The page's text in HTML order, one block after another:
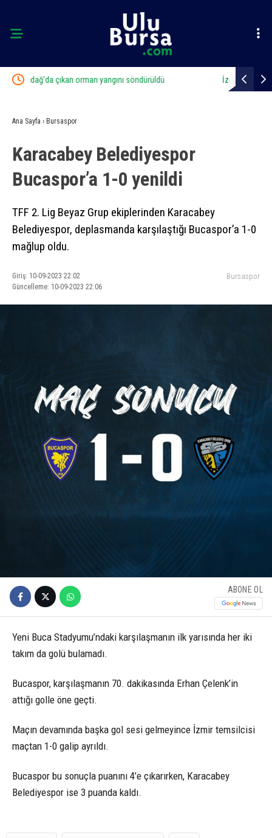
İznik Gölü’ne düşen genç hayatını kaybetti, gözyaşlarıyla Uludağ’da
Ana Sayfa › Bursaspor
Karacabey Belediyespor
Bucaspor’a 1-0 yenildi
TFF 2. Lig Beyaz Grup ekiplerinden Karacabey
Belediyespor, deplasmanda karşılaştığı Bucaspor’a 1-0
mağlup oldu.
Giriş: 10-09-2023 22:02
Güncelleme: 10-09-2023 22:06
Bursaspor
ABONE OL
Yeni Buca Stadyumu’ndaki karşılaşmanın ilk yarısında her iki
takım da golü bulamadı.
Bucaspor, karşılaşmanın 70. dakikasında Erhan Çelenk’in
attığı golle öne geçti.
Maçın devamında başka gol sesi gelmeyince İzmir temsilcisi
maçtan 1-0 galip ayrıldı.
Bucaspor bu sonuçla puanını 4’e çıkarırken, Karacabey
Belediyespor ise 3 puanda kaldı.